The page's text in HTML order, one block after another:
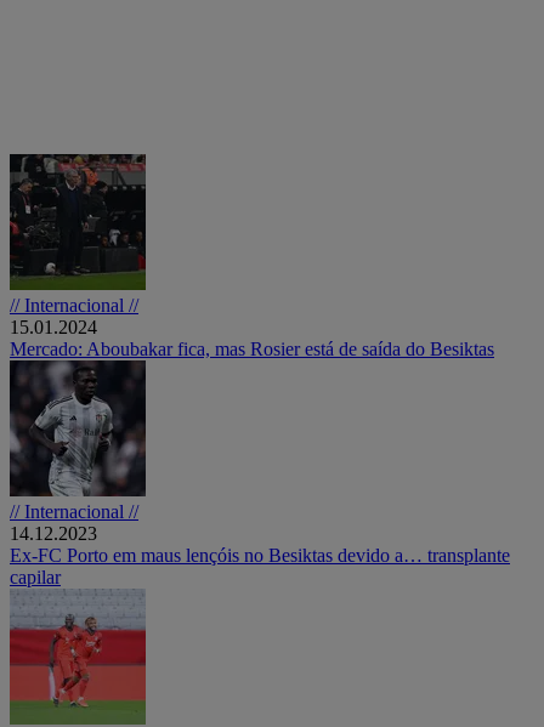
// Internacional //
15.01.2024
Mercado: Aboubakar fica, mas Rosier está de saída do Besiktas
// Internacional //
14.12.2023
Ex-FC Porto em maus lençóis no Besiktas devido a… transplante
capilar